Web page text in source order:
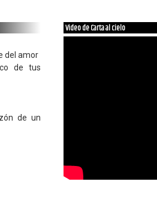
|Segun el bajo esta bien asi pero
veces |algo raro por q´ parece que
del amor
de tus
de un
Video de Carta al cielo